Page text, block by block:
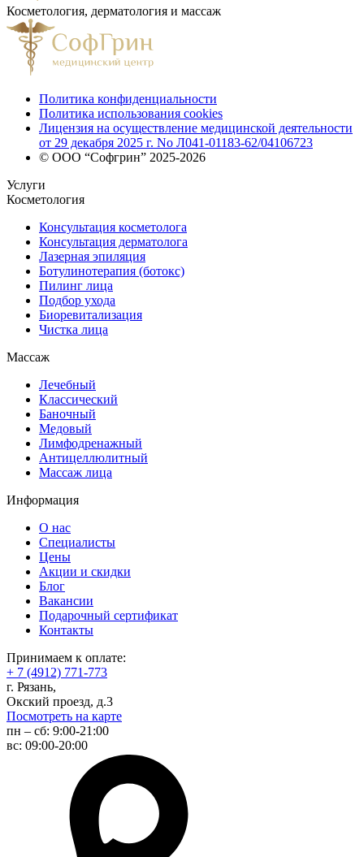
Косметология, дерматология и массаж
Политика конфиденциальности
Политика использования cookies
Лицензия на осуществление медицинской деятельности
от 29 декабря 2025 г. No Л041-01183-62/04106723
© ООО “Софгрин” 2025-2026
Услуги
Косметология
Консультация косметолога
Консультация дерматолога
Лазерная эпиляция
Ботулинотерапия (ботокс)
Пилинг лица
Подбор ухода
Биоревитализация
Чистка лица
Массаж
Лечебный
Классический
Баночный
Медовый
Лимфодренажный
Антицеллюлитный
Массаж лица
Информация
О нас
Специалисты
Цены
Акции и скидки
Блог
Вакансии
Подарочный сертификат
Контакты
Принимаем к оплате:
+ 7 (4912) 771-773
г. Рязань,
Окский проезд, д.3
Посмотреть на карте
пн – сб: 9:00-21:00
вс: 09:00-20:00